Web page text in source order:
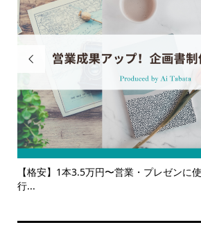

作成代
【サービス一覧】広報・企画・デ